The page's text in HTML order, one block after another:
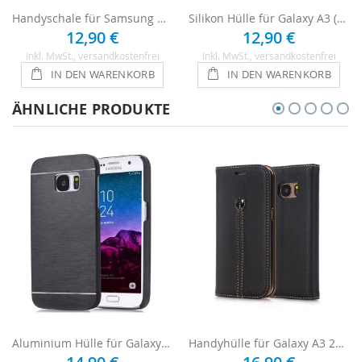
Handyschale für Samsung Galaxy A3 2016 - Schwarz
12,90 €
Inkl. MwSt. , versandkostenfrei
IN DEN WARENKORB
Silikon Hülle für Galaxy A3 (2016) - Transparent
12,90 €
Inkl. MwSt. , versandkostenfrei
IN DEN WARENKORB
ÄHNLICHE PRODUKTE
Aluminium Hülle für Galaxy A3 (2016) - Schwarz Handyhülle für Galaxy A3 2016 - Schwarz